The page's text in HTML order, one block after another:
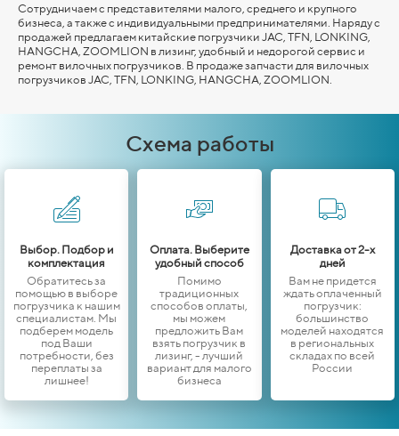
Сотрудничаем с представителями малого, среднего и крупного
бизнеса, а также с индивидуальными предпринимателями. Наряду с
продажей предлагаем китайские погрузчики JAC, TFN, LONKING,
HANGCHA, ZOOMLION в лизинг, удобный и недорогой сервис и
ремонт вилочных погрузчиков. В продаже запчасти для вилочных
погрузчиков JAC, TFN, LONKING, HANGCHA, ZOOMLION
Схема работы
Выбор. Подбор и
комплектация
Обратитесь за
помощью в выборе
погрузчика к нашим
специалистам. Мы
подберем модель
под Ваши
потребности, без
переплаты за
лишнее!
Оплата. Выберите
удобный способ
Помимо
традиционных
способов оплаты,
мы можем
предложить Вам
взять погрузчик в
лизинг, - лучший
вариант для малого
бизнеса
Доставка от 2-х
дней
Вам не придется
ждать оплаченный
погрузчик:
большинство
моделей находятся
в региональных
складах по всей
России